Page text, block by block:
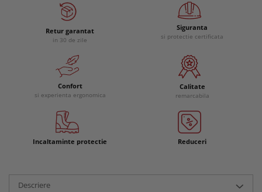
Retur garantat
in 30 de zile
Siguranta
si protectie certificata
Confort
si experienta ergonomica
Calitate
remarcabila
Incaltaminte protectie Reduceri
Descriere